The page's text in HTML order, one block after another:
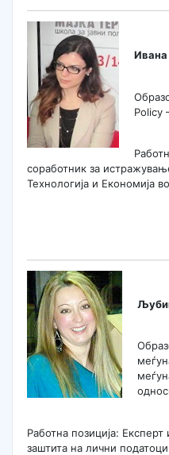
Policy
соработник за
Технологија и Економија
Работна позиција:
заштита на лични